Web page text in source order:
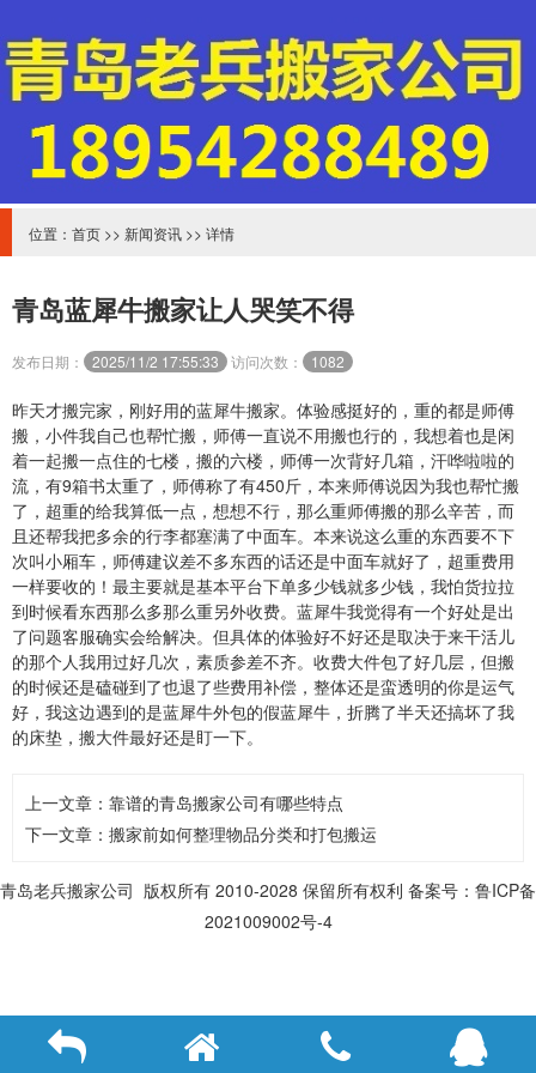
位置： 首页 >> 新闻资讯 >> 详情
青岛蓝犀牛搬家让人哭笑不得
发布日期： 2025/11/2 17:55:33 访问次数： 1082
昨天才搬完家，刚好用的蓝犀牛搬家。体验感挺好的，重的都是师傅
搬，小件我自己也帮忙搬，师傅一直说不用搬也行的，我想着也是闲
着一起搬一点住的七楼，搬的六楼，师傅一次背好几箱，汗哗啦啦的
流，有9箱书太重了，师傅称了有450斤，本来师傅说因为我也帮忙搬
了，超重的给我算低一点，想想不行，那么重师傅搬的那么辛苦，而
且还帮我把多余的行李都塞满了中面车。本来说这么重的东西要不下
次叫小厢车，师傅建议差不多东西的话还是中面车就好了，超重费用
一样要收的！最主要就是基本平台下单多少钱就多少钱，我怕货拉拉
到时候看东西那么多那么重另外收费。蓝犀牛我觉得有一个好处是出
了问题客服确实会给解决。但具体的体验好不好还是取决于来干活儿
的那个人我用过好几次，素质参差不齐。收费大件包了好几层，但搬
的时候还是磕碰到了也退了些费用补偿，整体还是蛮透明的你是运气
好，我这边遇到的是蓝犀牛外包的假蓝犀牛，折腾了半天还搞坏了我
的床垫，搬大件最好还是盯一下。
上一文章： 靠谱的青岛搬家公司有哪些特点
下一文章： 搬家前如何整理物品分类和打包搬运
青岛老兵搬家公司 版权所有 2010-2028 保留所有权利 备案号 ：鲁ICP备
2021009002号-4